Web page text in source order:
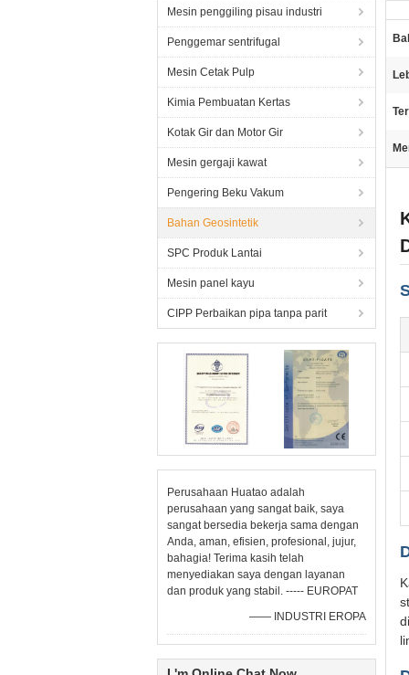
Mesin penggiling pisau industri
Penggemar sentrifugal
Mesin Cetak Pulp
Kimia Pembuatan Kertas
Kotak Gir dan Motor Gir
Mesin gergaji kawat
Pengering Beku Vakum
Bahan Geosintetik
SPC Produk Lantai
Mesin panel kayu
CIPP Perbaikan pipa tanpa parit
Perusahaan Huatao adalah
perusahaan yang sangat baik, saya
sangat bersedia bekerja sama dengan
Anda, aman, efisien, profesional, jujur,
bahagia! Terima kasih telah
menyediakan saya dengan layanan
dan produk yang stabil. ----- EUROPAT
—— INDUSTRI EROPA